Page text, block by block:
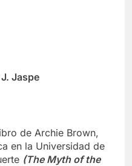
Jaspe
de Archie Brown,
en la Universidad de
(The Myth of the